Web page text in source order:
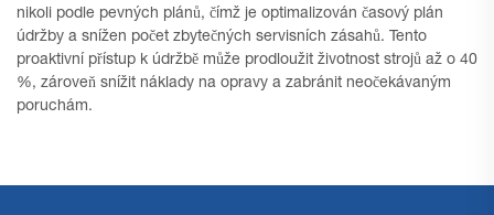
nikoli podle pevných plánů, čímž je optimalizován časový plán
údržby a snížen počet zbytečných servisních zásahů. Tento
proaktivní přístup k údržbě může prodloužit životnost strojů až o 40
%, zároveň snížit náklady na opravy a zabránit neočekávaným
poruchám.